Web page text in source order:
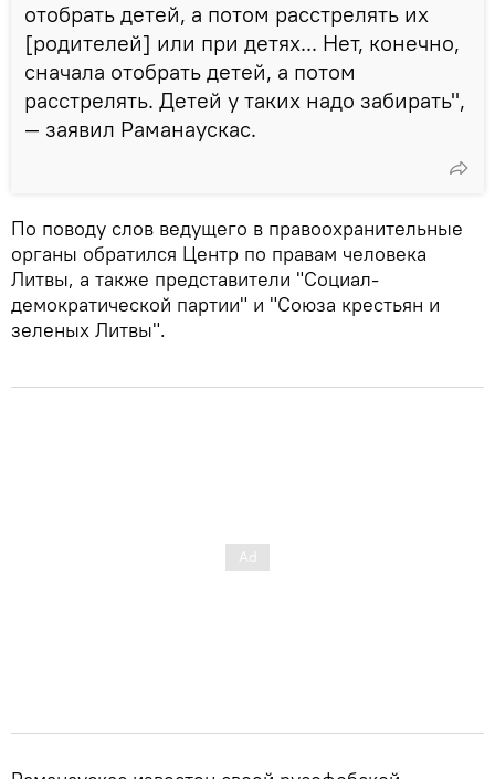
отобрать детей, а потом расстрелять их
[родителей] или при детях... Нет, конечно,
сначала отобрать детей, а потом
расстрелять. Детей у таких надо забирать",
— заявил Раманаускас.
По поводу слов ведущего в правоохранительные
органы обратился Центр по правам человека
Литвы, а также представители "Социал-
демократической партии" и "Союза крестьян и
зеленых Литвы".